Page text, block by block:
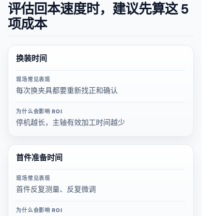
评估回本速度时，建议先算这 5
项成本
换装时间
现场常见表现
每次换夹具都要重新找正和确认
为什么会影响 ROI
停机越长，主轴有效加工时间越少
首件准备时间
现场常见表现
首件反复测量、反复微调
为什么会影响 ROI